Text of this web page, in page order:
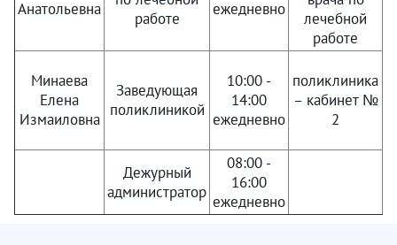
Анатольевна
работе
ежедневно
лечебной
работе
Минаева
Елена
Измаиловна
Заведующая
поликлиникой
10:00 -
14:00
ежедневно
поликлиника
– кабинет №
2
Дежурный
администратор
08:00 -
16:00
ежедневно